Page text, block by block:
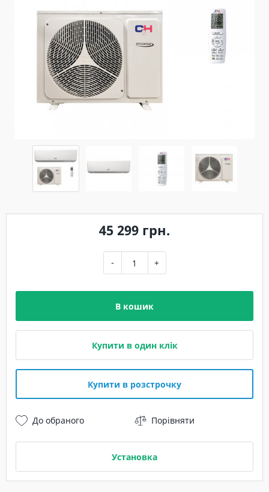
45 299 грн.
- +
В кошик
Купити в один клік
Купити в розстрочку
До обраного Порівняти
Установка